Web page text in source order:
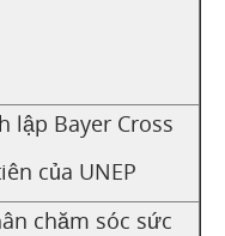
lập Bayer Cross
của UNEP
chăm sóc sức